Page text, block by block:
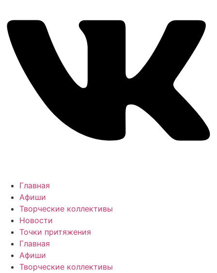
Главная
Афиши
Творческие коллективы
Новости
Точки притяжения
Главная
Афиши
Творческие коллективы